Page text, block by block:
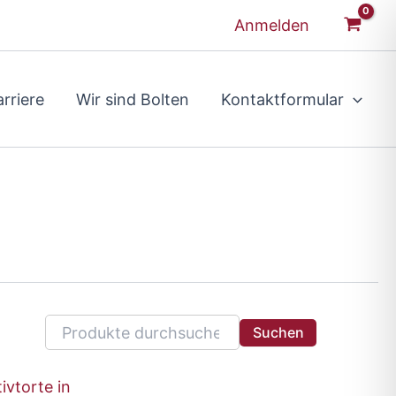
Anmelden
Wir sind Bolten Kontaktformular
Suchen